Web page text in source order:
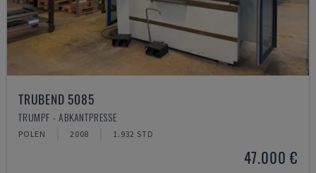
TRUBEND 5085
TRUMPF - ABKANTPRESSE
POLEN 2008 1.932 STD
47.000 €